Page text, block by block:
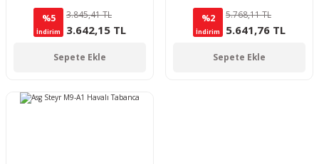
%5
İndirim
3.845,41 TL
3.642,15 TL
Sepete Ekle
%2
İndirim
5.768,11 TL
5.641,76 TL
Sepete Ekle